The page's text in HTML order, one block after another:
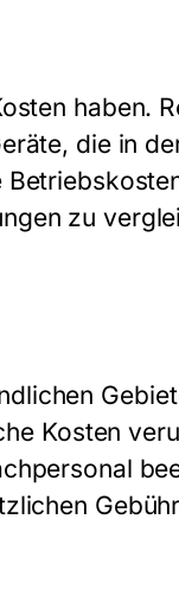
haben.
die in
zu
Kosten